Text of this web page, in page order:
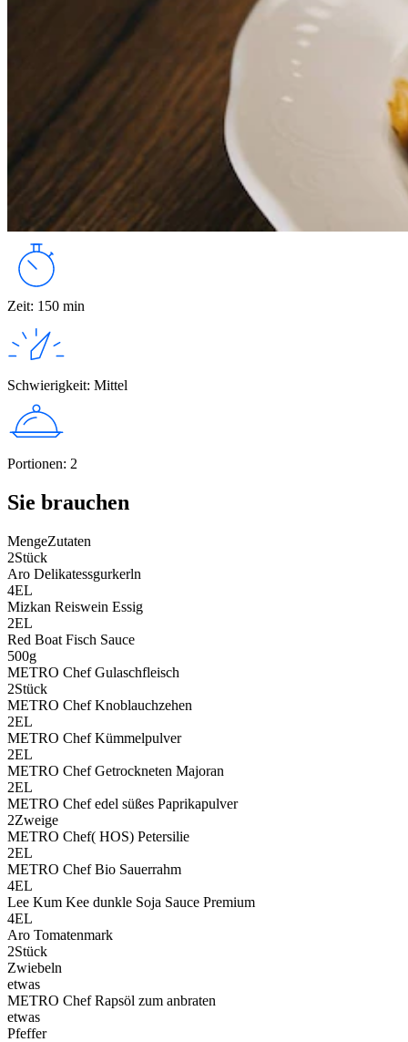
Zeit: 150 min
Schwierigkeit: Mittel
Portionen: 2
Sie brauchen
MengeZutaten
2Stück
Aro Delikatessgurkerln
4EL
Mizkan Reiswein Essig
2EL
Red Boat Fisch Sauce
500g
METRO Chef Gulaschfleisch
2Stück
METRO Chef Knoblauchzehen
2EL
METRO Chef Kümmelpulver
2EL
METRO Chef Getrockneten Majoran
2EL
METRO Chef edel süßes Paprikapulver
2Zweige
METRO Chef( HOS) Petersilie
2EL
METRO Chef Bio Sauerrahm
4EL
Lee Kum Kee dunkle Soja Sauce Premium
4EL
Aro Tomatenmark
2Stück
Zwiebeln
etwas
METRO Chef Rapsöl zum anbraten
etwas
Pfeffer